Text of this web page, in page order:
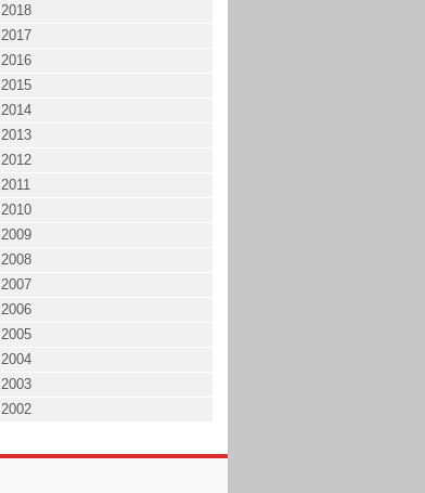
2018
2017
2016
2015
2014
2013
2012
2011
2010
2009
2008
2007
2006
2005
2004
2003
2002